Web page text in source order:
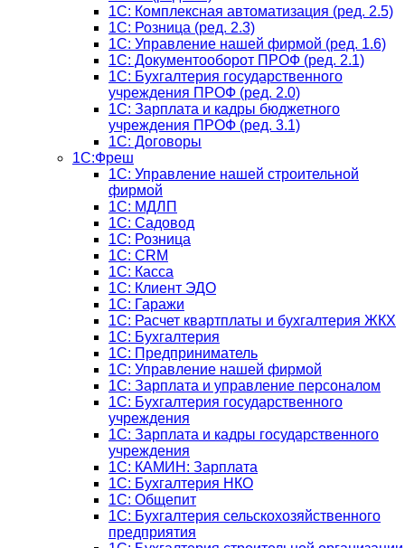
1C: Комплексная автоматизация (ред. 2.5)
1С: Розница (ред. 2.3)
1С: Управление нашей фирмой (ред. 1.6)
1С: Документооборот ПРОФ (ред. 2.1)
1C: Бухгалтерия государственного
учреждения ПРОФ (ред. 2.0)
1C: Зарплата и кадры бюджетного
учреждения ПРОФ (ред. 3.1)
1С: Договоры
1С:Фреш
1С: Управление нашей строительной
фирмой
1С: МДЛП
1С: Садовод
1С: Розница
1C: CRM
1C: Касса
1С: Клиент ЭДО
1С: Гаражи
1C: Расчет квартплаты и бухгалтерия ЖКХ
1C: Бухгалтерия
1C: Предприниматель
1C: Управление нашей фирмой
1C: Зарплата и управление персоналом
1C: Бухгалтерия государственного
учреждения
1C: Зарплата и кадры государственного
учреждения
1C: КАМИН: Зарплата
1C: Бухгалтерия НКО
1С: Общепит
1С: Бухгалтерия сельскохозяйст­венного
предприятия